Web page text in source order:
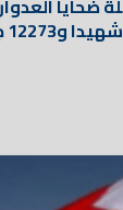
شهيدا و12273 جريحا